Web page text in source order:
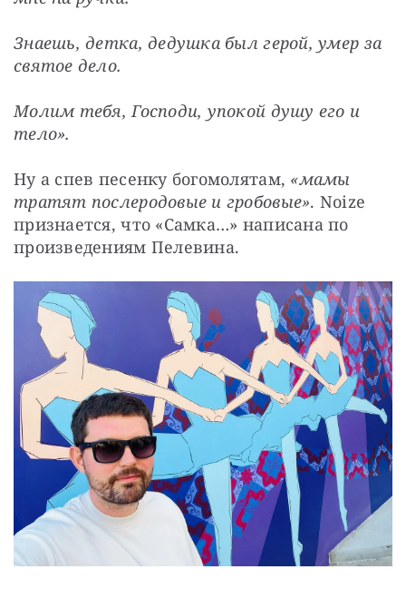
Знаешь, детка, дедушка был герой, умер за
святое дело.
Молим тебя, Господи, упокой душу его и
тело».
Ну а спев песенку богомолятам, «мамы
тратят послеродовые и гробовые». Noize
признается, что «Самка…» написана по
произведениям Пелевина.